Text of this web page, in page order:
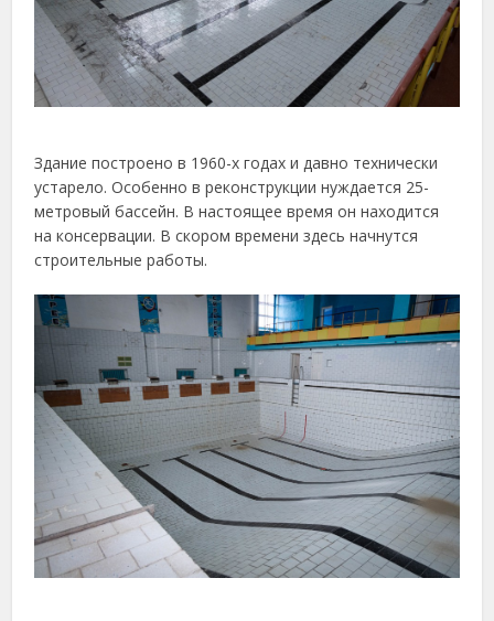
Здание построено в 1960-х годах и давно технически
устарело. Особенно в реконструкции нуждается 25-
метровый бассейн. В настоящее время он находится
на консервации. В скором времени здесь начнутся
строительные работы.